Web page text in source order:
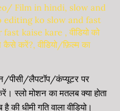
Film in hindi,slow and
editing ko slow and fast
fast kaise kare ,वीडियो को
कैसे करें?,वीडियो/फ़िल्म का
पीसी/लैपटॉप/कंप्यूटर पर
स्लो मोशन का मतलब क्या होता
की धीमी गति वाला वीडियो।